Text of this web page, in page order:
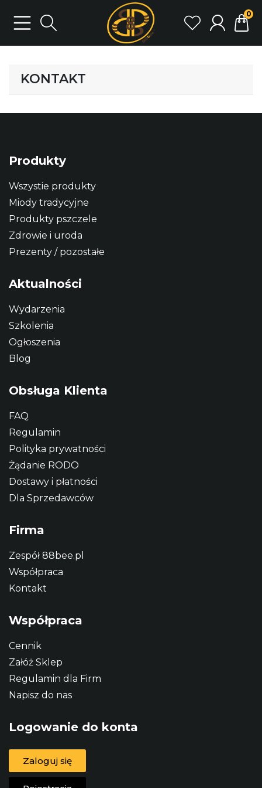
0
KONTAKT
Produkty
Wszystie produkty
Miody tradycyjne
Produkty pszczele
Zdrowie i uroda
Prezenty / pozostałe
Aktualności
Wydarzenia
Szkolenia
Ogłoszenia
Blog
Obsługa Klienta
FAQ
Regulamin
Polityka prywatności
Żądanie RODO
Dostawy i płatności
Dla Sprzedawców
Firma
Zespół 88bee.pl
Współpraca
Kontakt
Współpraca
Cennik
Załóż Sklep
Regulamin dla Firm
Napisz do nas
Logowanie do konta
Zaloguj się